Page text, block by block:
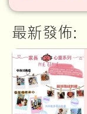
最新發佈: